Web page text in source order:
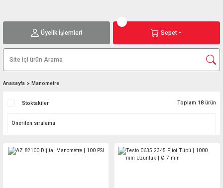
Üyelik İşlemleri Sepet -
Anasayfa Manometre
Stoktakiler Toplam 18 ürün